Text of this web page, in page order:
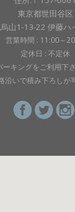
東京都世田谷区
山1-13-22 伊藤ハ
営業時間 : 11:00～
定休日 : 不定休
キングをご利用下
沿いで積み下ろしが